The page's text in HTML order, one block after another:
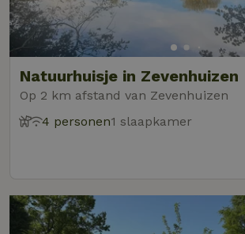
Natuurhuisje in Zevenhuizen
Op 2 km afstand van Zevenhuizen
4 personen1 slaapkamer